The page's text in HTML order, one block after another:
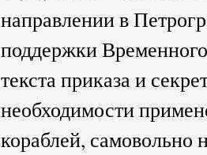
направлении в
поддержки
текста приказа и
необходимости
кораблей, самовольно